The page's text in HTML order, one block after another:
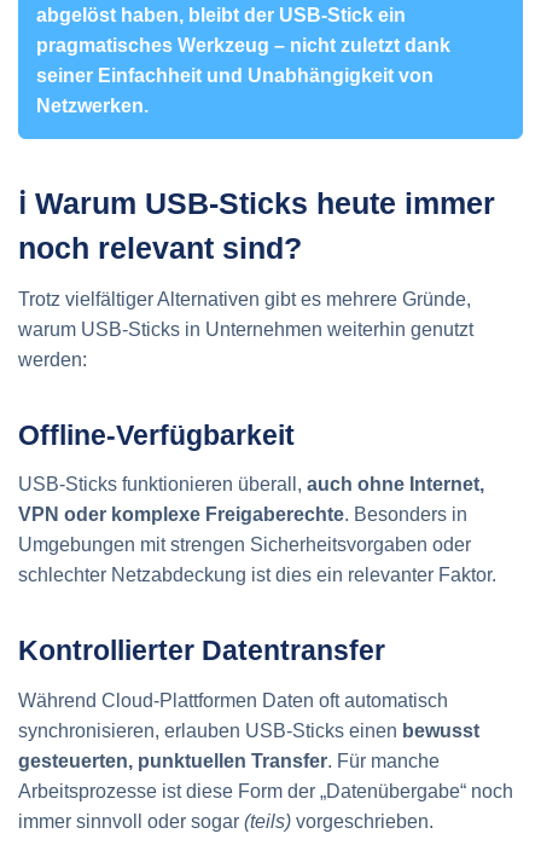
abgelöst haben, bleibt der USB-Stick ein
pragmatisches Werkzeug – nicht zuletzt dank
seiner Einfachheit und Unabhängigkeit von
Netzwerken.
ℹ️ Warum USB-Sticks heute immer
noch relevant sind?
Trotz vielfältiger Alternativen gibt es mehrere Gründe,
warum USB-Sticks in Unternehmen weiterhin genutzt
werden:
Offline-Verfügbarkeit
USB-Sticks funktionieren überall, auch ohne Internet,
VPN oder komplexe Freigaberechte. Besonders in
Umgebungen mit strengen Sicherheitsvorgaben oder
schlechter Netzabdeckung ist dies ein relevanter Faktor.
Kontrollierter Datentransfer
Während Cloud-Plattformen Daten oft automatisch
synchronisieren, erlauben USB-Sticks einen bewusst
gesteuerten, punktuellen Transfer. Für manche
Arbeitsprozesse ist diese Form der „Datenübergabe“ noch
immer sinnvoll oder sogar (teils) vorgeschrieben.